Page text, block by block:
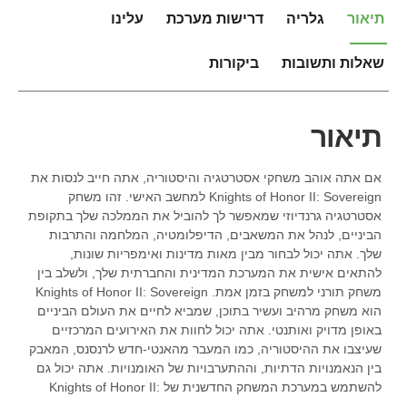
תיאור גלריה דרישות מערכת עלינו
שאלות ותשובות ביקורות
תיאור
אם אתה אוהב משחקי אסטרטגיה והיסטוריה, אתה חייב לנסות את
Knights of Honor II: Sovereign למחשב האישי. זהו משחק
אסטרטגיה גרנדיוזי שמאפשר לך להוביל את הממלכה שלך בתקופת
הביניים, לנהל את המשאבים, הדיפלומטיה, המלחמה והתרבות
שלך. אתה יכול לבחור מבין מאות מדינות ואימפריות שונות,
להתאים אישית את המערכת המדינית והחברתית שלך, ולשלב בין
משחק תורני למשחק בזמן אמת. Knights of Honor II: Sovereign
הוא משחק מרהיב ועשיר בתוכן, שמביא לחיים את העולם הביניים
באופן מדויק ואותנטי. אתה יכול לחוות את האירועים המרכזיים
שעיצבו את ההיסטוריה, כמו המעבר מהאנטי-חדש לרנסנס, המאבק
בין הנאמנויות הדתיות, וההתערבויות של האומנויות. אתה יכול גם
להשתמש במערכת המשחק החדשנית של Knights of Honor II: